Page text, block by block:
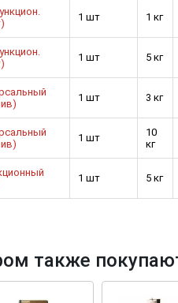
R
Крепление террас
У нас появился
и фасадов.
1 шт 1 кг
1 шт 5 кг
1 шт 3 кг
1 шт
10
кг
1 шт 5 кг
также